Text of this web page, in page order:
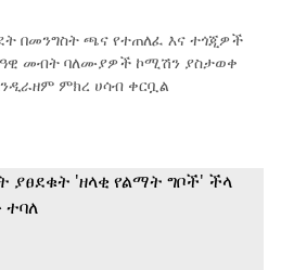
በመንግስት ጫና የተጠለፈ እና ተጎጂዎች
መብት ባለሙያዎች ኮሚሽን ያስታወቀ
ምክረ ሀሳብ ቀርቧል